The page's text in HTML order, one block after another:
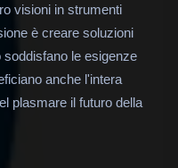
visioni in strumenti
è creare soluzioni
le esigenze
anche l'intera
plasmare il futuro della